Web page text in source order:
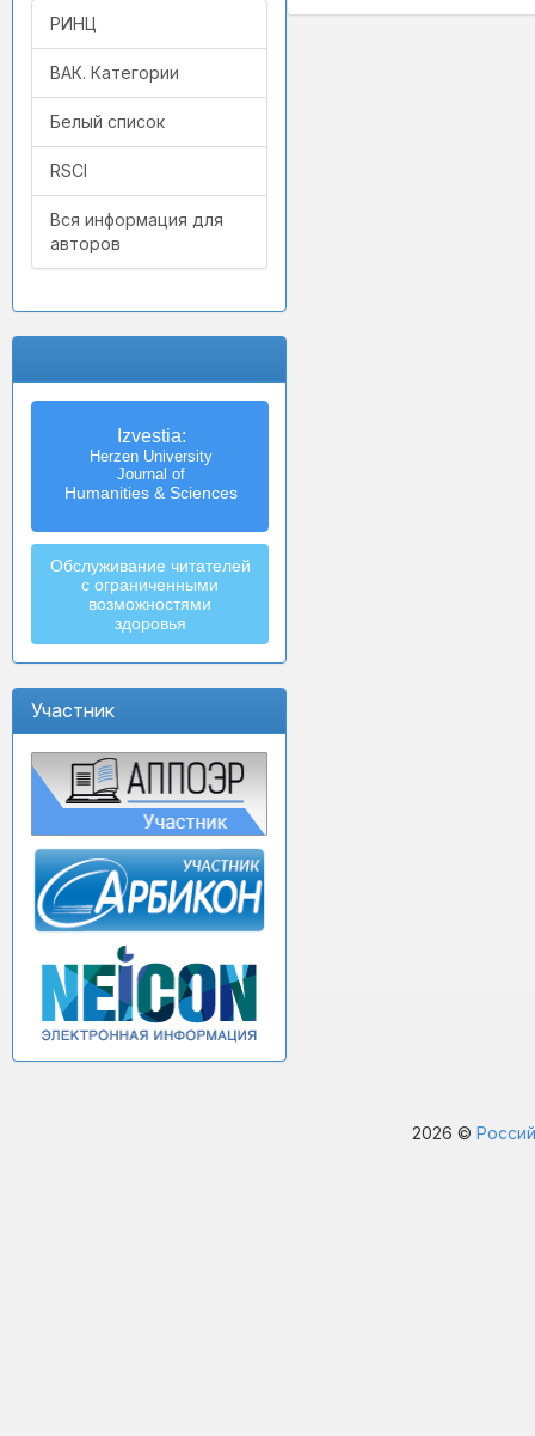
РИНЦ
ВАК. Категории
Белый список
RSCI
Вся информация для
авторов
Известия
Российского государственного
педагогического университета
им. А.И. Герцена
Izvestia:
Herzen University
Journal of
Humanities & Sciences
Обслуживание читателей
с ограниченными
возможностями
здоровья
Участник
2026 ©